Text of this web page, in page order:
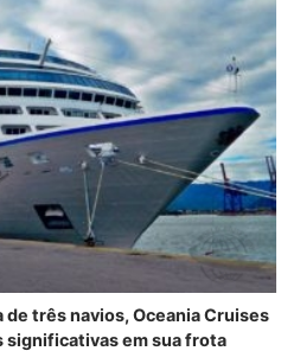
três navios, Oceania Cruises
significativas em sua frota